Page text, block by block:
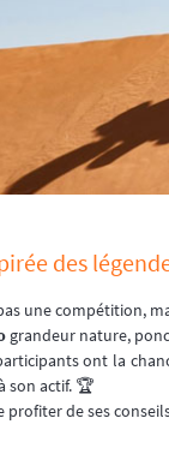
des
une compétition,
grandeur nature,
ont la
son actif. 🏆
profiter de ses